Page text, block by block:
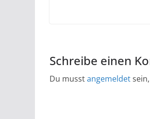
Schreibe einen
Du musstangemeldet